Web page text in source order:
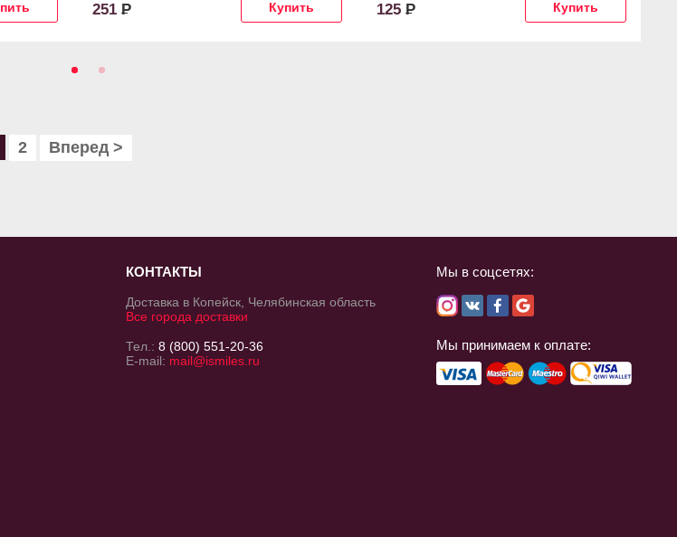
251 Р 125 Р
2 Вперед >
КОНТАКТЫ
Доставка в Копейск, Челябинская область
Все города доставки
Тел.:8 (800) 551-20-36
E-mail: mail@ismiles.ru
Мы в соцсетях:
Мы принимаем к оплате: